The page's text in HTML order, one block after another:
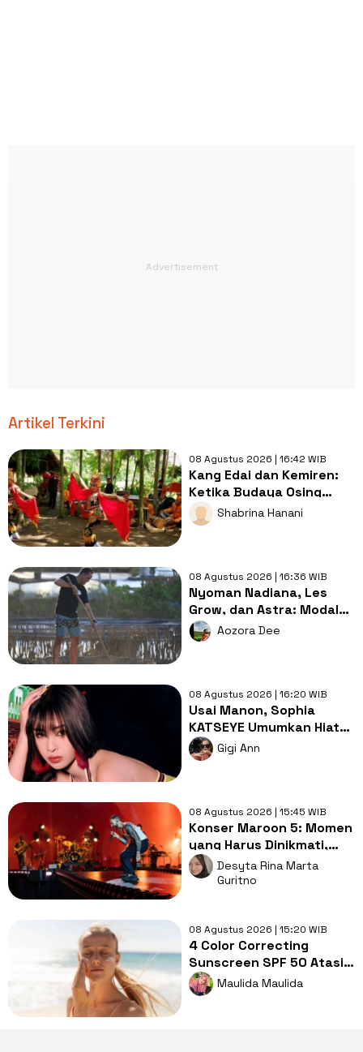
Artikel Terkini
08 Agustus 2026 | 16:42 WIB
Kang Edai dan Kemiren:
Ketika Budaya Osing
Menjadi Jalan Menuju
Kesejahteraan Desa
Shabrina Hanani
08 Agustus 2026 | 16:36 WIB
Nyoman Nadiana, Les
Grow, dan Astra: Modal
Lokal VS Pendampingan
Tepat
Aozora Dee
08 Agustus 2026 | 16:20 WIB
Usai Manon, Sophia
KATSEYE Umumkan Hiatus
Grup Demi Kesehatan
Mental
Gigi Ann
08 Agustus 2026 | 15:45 WIB
Konser Maroon 5: Momen
yang Harus Dinikmati,
Jangan Cuma Direkam!
Desyta Rina Marta
Guritno
08 Agustus 2026 | 15:20 WIB
4 Color Correcting
Sunscreen SPF 50 Atasi
Redness & Dark Spot
saat Outdoor!
Maulida Maulida